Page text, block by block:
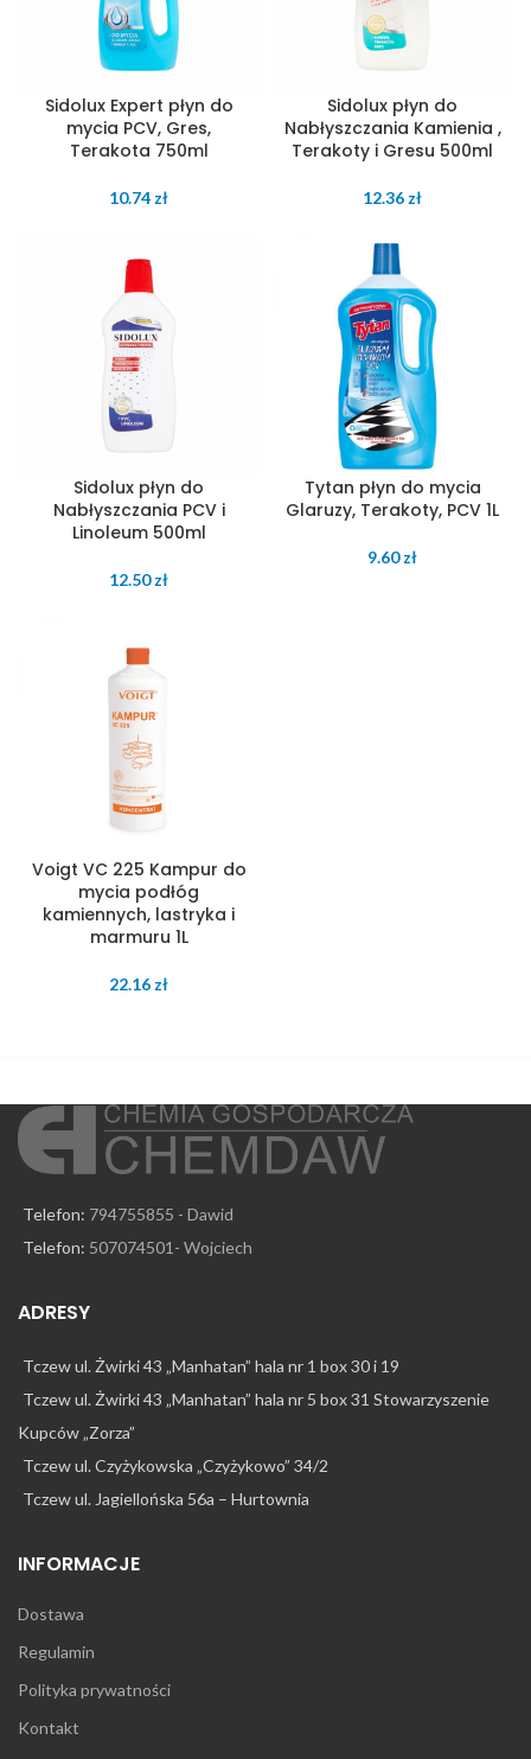
Sidolux Expert płyn do
mycia PCV, Gres,
Terakota 750ml
10.74 zł
Sidolux płyn do
Nabłyszczania Kamienia ,
Terakoty i Gresu 500ml
12.36 zł
Sidolux płyn do
Nabłyszczania PCV i
Linoleum 500ml
12.50zł
Tytan płyn do mycia
Glaruzy, Terakoty, PCV 1L
9.60zł
Voigt VC 225 Kampur do
mycia podłóg
kamiennych, lastryka i
marmuru 1L
22.16 zł
Telefon: 794755855 - Dawid
Telefon: 507074501- Wojciech
ADRESY
Tczew ul. Żwirki 43 „Manhatan” hala nr 1 box 30 i 19
Tczew ul. Żwirki 43 „Manhatan” hala nr 5 box 31 Stowarzyszenie
Kupców „Zorza”
Tczew ul. Czyżykowska „Czyżykowo” 34/2
Tczew ul. Jagiellońska 56a – Hurtownia
INFORMACJE
Dostawa
Regulamin
Polityka prywatności
Kontakt